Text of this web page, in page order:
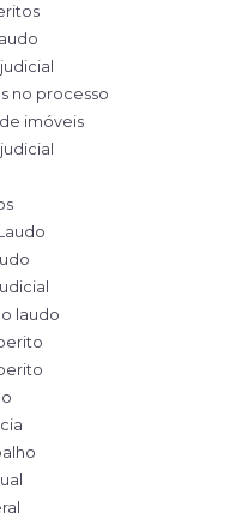
no processo
imóveis
laudo